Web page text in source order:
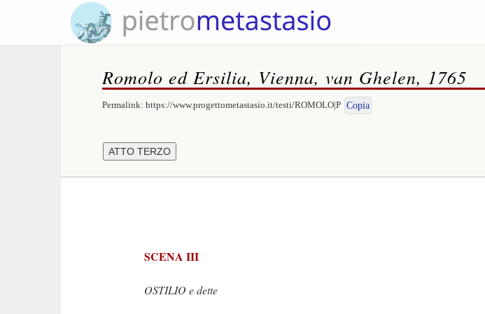
Romolo ed Ersilia, Vienna, van Ghelen, 1765
Permalink: https://www.progettometastasio.it/testi/ROMOLO|P Copia
SCENA III
OSTILIO e dette